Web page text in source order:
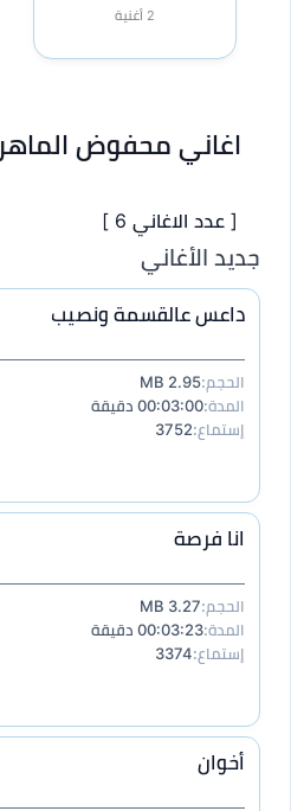
2 أغنية
اغاني محفوض الماهر
[ عدد الاغاني 6 ]
جديد الأغاني
داعس عالقسمة ونصيب
الحجم:2.95 MB
المدة:00:03:00 دقيقة
إستماع:3752
انا فرصة
الحجم:3.27 MB
المدة:00:03:23 دقيقة
إستماع:3374
أخوان